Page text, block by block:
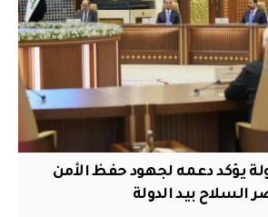
يؤكد دعمه لجهود حفظ الأمن
السلاح بيد الدولة